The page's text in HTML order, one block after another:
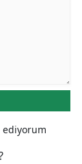
ediyorum